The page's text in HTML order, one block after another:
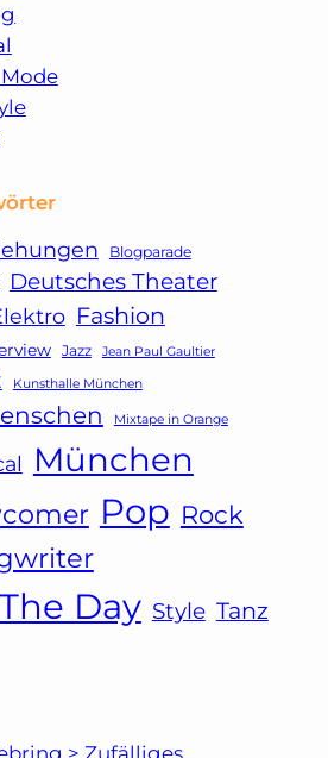
Blogparade
Deutsches Theater
Fashion
Jazz Jean Paul Gaultier
Kunsthalle München
Mixtape in Orange
München
Pop Rock
Day Style Tanz